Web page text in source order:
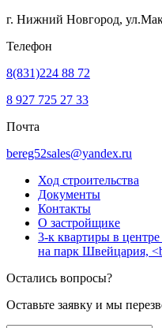
г. Нижний Новгород,
Телефон
8(831)224 88 72
8 927 725 27 33
Почта
bereg52sales@yandex.ru
Ход строительства
Документы
Контакты
О застройщике
3-к квартиры в
на парк Швейцария,
Остались вопросы?
Оставьте заявку и мы